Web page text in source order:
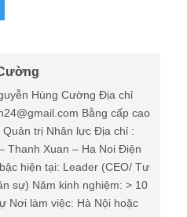
Hùng Cường Địa chỉ
Bằng cấp cao
Quản trị Nhân lực Địa chỉ :
Thanh Xuan – Ha Noi Điện
hiện tại: Leader (CEO/ Tư
sự) Năm kinh nghiệm: > 10
Nơi làm việc: Hà Nội hoặc